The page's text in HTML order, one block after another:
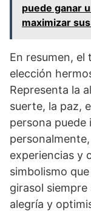
puede ganar
maximizar
En resumen, el
elección
Representa la
suerte, la paz,
persona
experiencias y
simbolismo
girasol
alegría y